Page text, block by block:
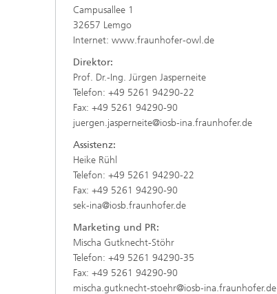
Campusallee 1
32657 Lemgo
Internet: www.fraunhofer-owl.de
Direktor:
Prof. Dr.-Ing. Jürgen Jasperneite
Telefon: +49 5261 94290-22
Fax: +49 5261 94290-90
juergen.jasperneite@iosb-ina.fraunhofer.de
Assistenz:
Heike Rühl
Telefon: +49 5261 94290-22
Fax: +49 5261 94290-90
sek-ina@iosb.fraunhofer.de
Marketing und PR:
Mischa Gutknecht-Stöhr
Telefon: +49 5261 94290-35
Fax: +49 5261 94290-90
mischa.gutknecht-stoehr@iosb-ina.fraunhofer.de